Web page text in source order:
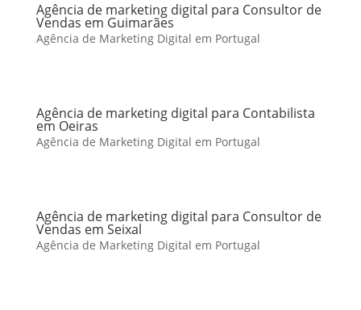
Agência de marketing digital para Consultor de
Vendas em Guimarães
Agência de Marketing Digital em Portugal
Agência de marketing digital para Contabilista
em Oeiras
Agência de Marketing Digital em Portugal
Agência de marketing digital para Consultor de
Vendas em Seixal
Agência de Marketing Digital em Portugal